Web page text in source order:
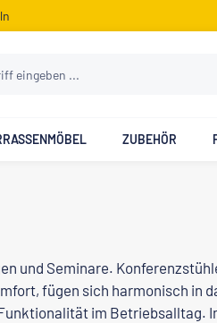
ZUBEHÖR
und Seminare.
fügen sich harmonisch in
im Betriebsalltag.